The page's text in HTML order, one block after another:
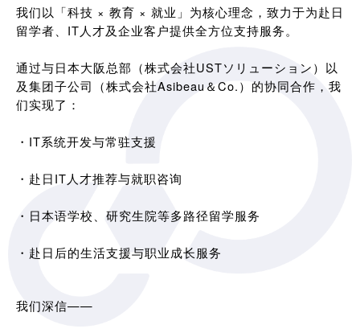
我们以「科技 × 教育 × 就业」为核心理念，致力于为赴日
留学者、IT人才及企业客户提供全方位支持服务。
通过与日本大阪总部（株式会社USTソリューション）以
及集团子公司（株式会社Asibeau＆Co.）的协同合作，我
们实现了：
・IT系统开发与常驻支援
・赴日IT人才推荐与就职咨询
・日本语学校、研究生院等多路径留学服务
・赴日后的生活支援与职业成长服务
我们深信——